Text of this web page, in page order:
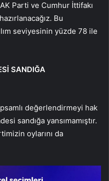
Parti ve Cumhur İttifakı
Bu
seviyesinin yüzde 78 ile
SANDIĞA
değerlendirmeyi hak
sandığa yansımamıştır.
oylarını da